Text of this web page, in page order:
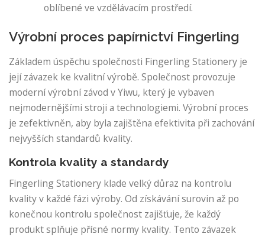
oblíbené ve vzdělávacím prostředí.
Výrobní proces papírnictví Fingerling
Základem úspěchu společnosti Fingerling Stationery je
její závazek ke kvalitní výrobě. Společnost provozuje
moderní výrobní závod v Yiwu, který je vybaven
nejmodernějšími stroji a technologiemi. Výrobní proces
je zefektivněn, aby byla zajištěna efektivita při zachování
nejvyšších standardů kvality.
Kontrola kvality a standardy
Fingerling Stationery klade velký důraz na kontrolu
kvality v každé fázi výroby. Od získávání surovin až po
konečnou kontrolu společnost zajišťuje, že každý
produkt splňuje přísné normy kvality. Tento závazek